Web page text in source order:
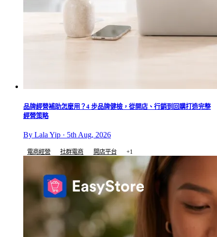
品牌經營補助怎麼用？4 步品牌健檢，從開店、行銷到回購打造完整
經營策略
By Lala Yip · 5th Aug, 2026
電商經營 社群電商 開店平台 +1